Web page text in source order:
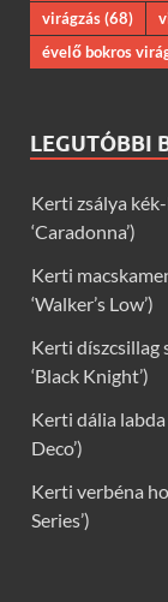
virágzás(68)
évelő bokros
LEGUTÓBBI
Kerti zsálya
‘Caradonna’)
Kerti
‘Walker’s Low’)
Kerti díszcsillag
‘Black Knight’)
Kerti dália
Deco’)
Kerti verbéna
Series’)